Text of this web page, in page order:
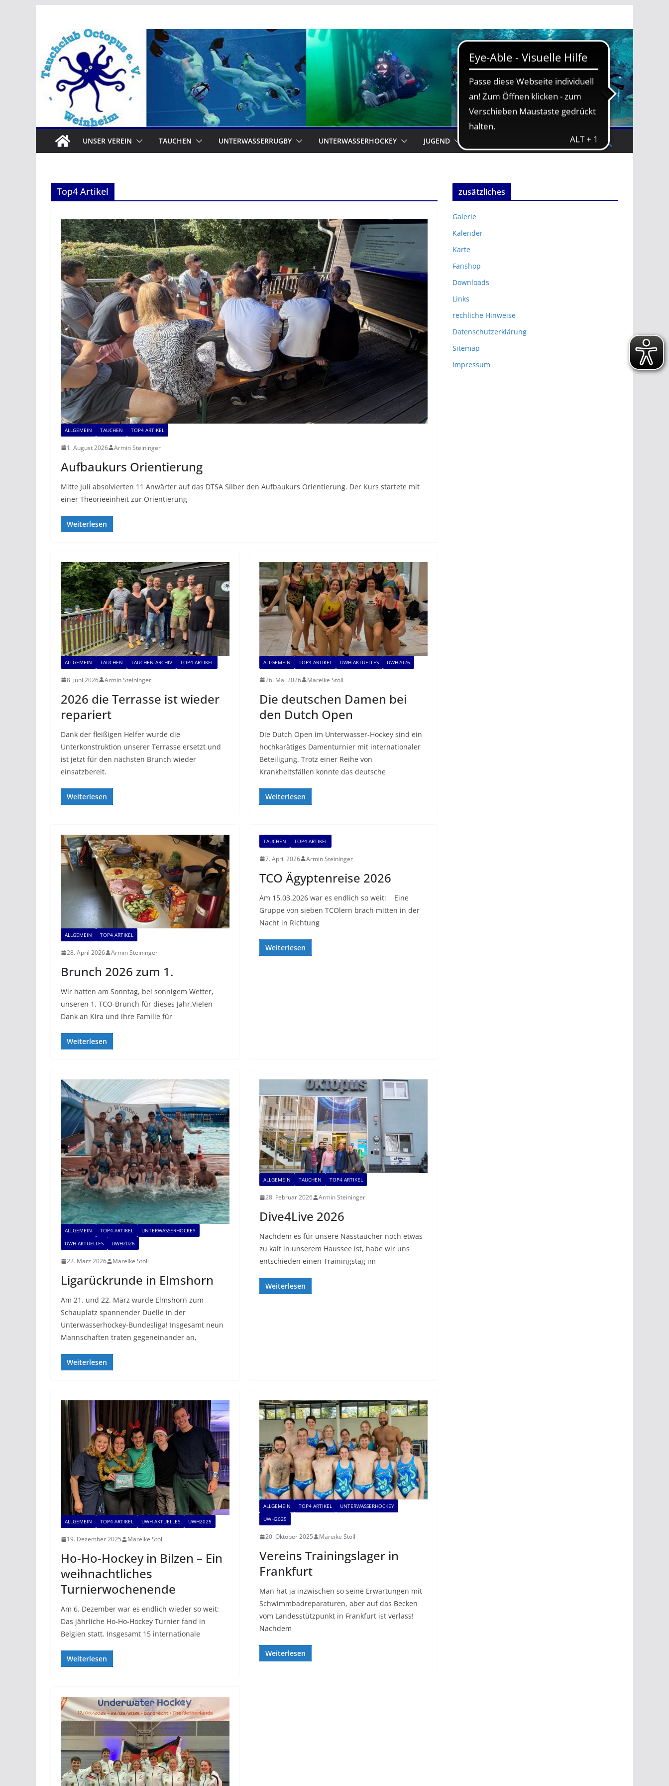
springen
UNSER VEREIN TAUCHEN UNTERWASSERRUGBY UNTERWASSERHOCKEY JUGEND
Top4 Artikel
ALLGEMEIN TAUCHEN TOP4 ARTIKEL
1. August 2026 Armin Steininger
Aufbaukurs Orientierung
Mitte Juli absolvierten 11 Anwärter auf das DTSA Silber den Aufbaukurs Orientierung. Der Kurs startete mit
einer Theorieeinheit zur Orientierung
Weiterlesen
ALLGEMEIN TAUCHEN TAUCHEN ARCHIV TOP4 ARTIKEL
8. Juni 2026 Armin Steininger
2026 die Terrasse ist wieder
repariert
Dank der fleißigen Helfer wurde die
Unterkonstruktion unserer Terrasse ersetzt und
ist jetzt für den nächsten Brunch wieder
einsatzbereit.
Weiterlesen
ALLGEMEIN TOP4 ARTIKEL UWH AKTUELLES UWH2026
26. Mai 2026 Mareike Stoll
Die deutschen Damen bei
den Dutch Open
Die Dutch Open im Unterwasser-Hockey sind ein
hochkarätiges Damenturnier mit internationaler
Beteiligung. Trotz einer Reihe von
Krankheitsfällen konnte das deutsche
Weiterlesen
ALLGEMEIN TOP4 ARTIKEL
28. April 2026 Armin Steininger
Brunch 2026 zum 1.
Wir hatten am Sonntag, bei sonnigem Wetter,
unseren 1. TCO-Brunch für dieses Jahr.Vielen
Dank an Kira und ihre Familie für
Weiterlesen
TAUCHEN TOP4 ARTIKEL
7. April 2026 Armin Steininger
TCO Ägyptenreise 2026
Am 15.03.2026 war es endlich so weit: Eine
Gruppe von sieben TCOlern brach mitten in der
Nacht in Richtung
Weiterlesen
ALLGEMEIN TOP4 ARTIKEL
UNTERWASSERHOCKEY
UWH AKTUELLES
UWH2026
22. März 2026 Mareike Stoll
Ligarückrunde in Elmshorn
Am 21. und 22. März wurde Elmshorn zum
Schauplatz spannender Duelle in der
Unterwasserhockey-Bundesliga! Insgesamt neun
Mannschaften traten gegeneinander an,
Weiterlesen
ALLGEMEIN TAUCHEN TOP4 ARTIKEL
28. Februar 2026 Armin Steininger
Dive4Live 2026
Nachdem es für unsere Nasstaucher noch etwas
zu kalt in unserem Haussee ist, habe wir uns
entschieden einen Trainingstag im
Weiterlesen
ALLGEMEIN TOP4 ARTIKEL UWH AKTUELLES UWH2025
19. Dezember 2025 Mareike Stoll
Ho-Ho-Hockey in Bilzen – Ein
weihnachtliches
Turnierwochenende
Am 6. Dezember war es endlich wieder so weit:
Das jährliche Ho-Ho-Hockey Turnier fand in
Belgien statt. Insgesamt 15 internationale
Weiterlesen
ALLGEMEIN TOP4 ARTIKEL
UNTERWASSERHOCKEY
UWH2025
20. Oktober 2025 Mareike Stoll
Vereins Trainingslager in
Frankfurt
Man hat ja inzwischen so seine Erwartungen mit
Schwimmbadreparaturen, aber auf das Becken
vom Landesstützpunkt in Frankfurt ist verlass!
Nachdem
Weiterlesen
zusätzliches
Galerie
Kalender
Karte
Fanshop
Downloads
Links
rechliche Hinweise
Datenschutzerklärung
Sitemap
Impressum